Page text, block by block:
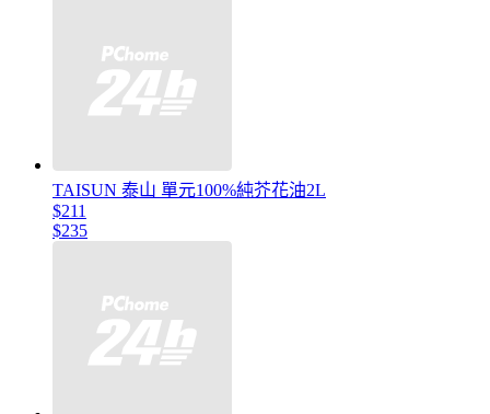
TAISUN 泰山 單元100%純芥花油2L
$211
$235